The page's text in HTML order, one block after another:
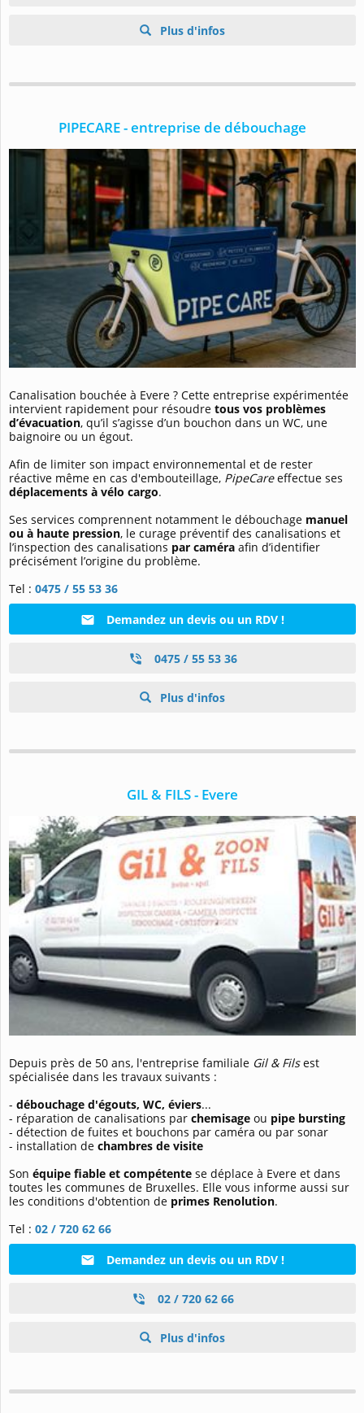
Plus d'infos
PIPECARE - entreprise de débouchage
Canalisation bouchée à Evere ? Cette entreprise expérimentée
intervient rapidement pour résoudre tous vos problèmes
d’évacuation, qu’il s’agisse d’un bouchon dans un WC, une
baignoire ou un égout.
Afin de limiter son impact environnemental et de rester
réactive même en cas d'embouteillage, PipeCareeffectue ses
déplacements à vélo cargo.
Ses services comprennent notamment le débouchage manuel
ou à haute pression, le curage préventif des canalisations et
l’inspection des canalisations par caméra afin d’identifier
précisément l’origine du problème.
Tel : 0475 / 55 53 36
Demandez un devis ou un RDV !
0475 / 55 53 36
Plus d'infos
GIL & FILS - Evere
Depuis près de 50 ans, l'entreprise familiale Gil & Filsest
spécialisée dans les travaux suivants :
- débouchage d'égouts, WC, éviers...
- réparation de canalisations par chemisage ou pipe bursting
- détection de fuites et bouchons par caméra ou par sonar
- installation de chambres de visite
Son équipe fiable et compétente se déplace à Evere et dans
toutes les communes de Bruxelles. Elle vous informe aussi sur
les conditions d'obtention de primes Renolution.
Tel : 02 / 720 62 66
Demandez un devis ou un RDV !
02 / 720 62 66
Plus d'infos